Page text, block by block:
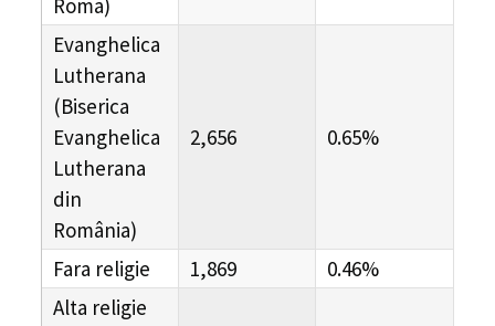
Roma)
Evanghelica
Lutherana
(Biserica
Evanghelica
Lutherana
din
România)
2,656 0.65%
Fara religie 1,869
0.46%
Alta religie